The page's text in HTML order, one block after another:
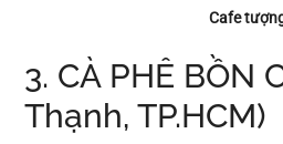
Cafe
3. CÀ PHÊ BỒN
Thạnh, TP.HCM)